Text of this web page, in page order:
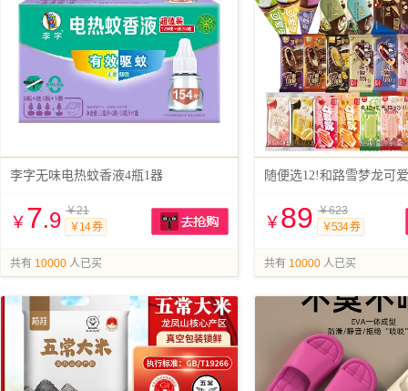
李字无味电热蚊香液4瓶1器
￥ 7.9 ￥21
￥14 券
共有 10000 人已买
随便选12!和路雪梦龙可
￥ 89 ￥623
￥534 券
共有 10000 人已买